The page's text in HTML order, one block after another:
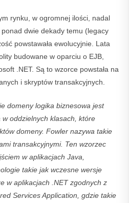
rynku, w ogromnej ilości, nadal
dwie dekady temu (legacy
powstawała ewolucyjnie. Lata
budowane w oparciu o EJB,
.NET. Są to wzorce powstała na
i skryptów transakcyjnych.
domeny logika biznesowa jest
oddzielnych klasach, które
domeny. Fowler nazywa takie
transakcyjnymi. Ten wzorzec
w aplikacjach Java,
takie jak wczesne wersje
w aplikacjach .NET zgodnych z
Services Application, gdzie takie